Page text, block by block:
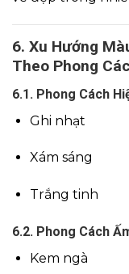
6. Xu Hướng
Theo Phong
6.1. Phong Cách
Ghi nhạt
Xám sáng
Trắng tinh
6.2. Phong Cách
Kem ngà